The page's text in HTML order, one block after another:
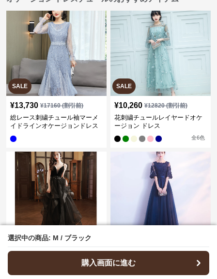
選択中の商品: M / ブラック
購入画面に進む
選択中の商品: M / ブラック
購入画面に進む
SALE
¥13,730 ¥17160(割引前)
総レース刺繍チュール袖マーメ
イドラインオケージョンドレス
SALE
¥10,260 ¥12820(割引前)
花刺繍チュールレイヤードオケ
ージョン ドレス
全6色
¥13,470 (税込)
パール装飾ベルベット切替ボリ
ュームチュールロングオケージ
ョンドレス
¥8,840 (税込)
レース袖チュールロングドレス
風オケージョンワンピース